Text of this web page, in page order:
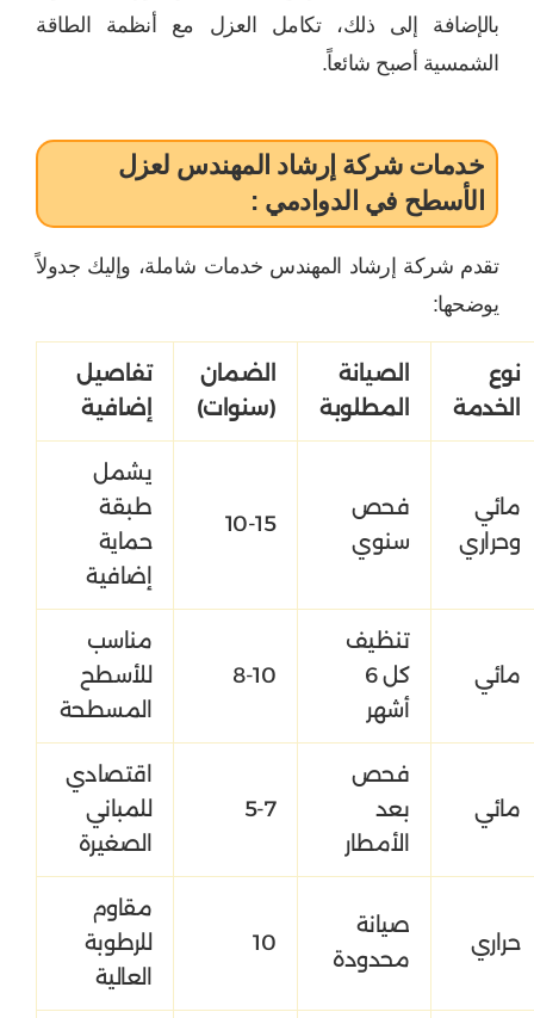
بالإضافة إلى ذلك، تكامل العزل مع أنظمة الطاقة
الشمسية أصبح شائعاً.
خدمات شركة إرشاد المهندس لعزل
الأسطح في الدوادمي :
تقدم شركة إرشاد المهندس خدمات شاملة، وإليك جدولاً
يوضحها:
نوع
الخدمة
الصيانة
المطلوبة
الضمان
(سنوات)
تفاصيل
إضافية
مائي
وحراري
فحص
سنوي
10-15
يشمل
طبقة
حماية
إضافية
مائي
تنظيف
كل 6
أشهر
8-10
مناسب
للأسطح
المسطحة
مائي
فحص
بعد
الأمطار
5-7
اقتصادي
للمباني
الصغيرة
حراري
صيانة
محدودة
10
مقاوم
للرطوبة
العالية